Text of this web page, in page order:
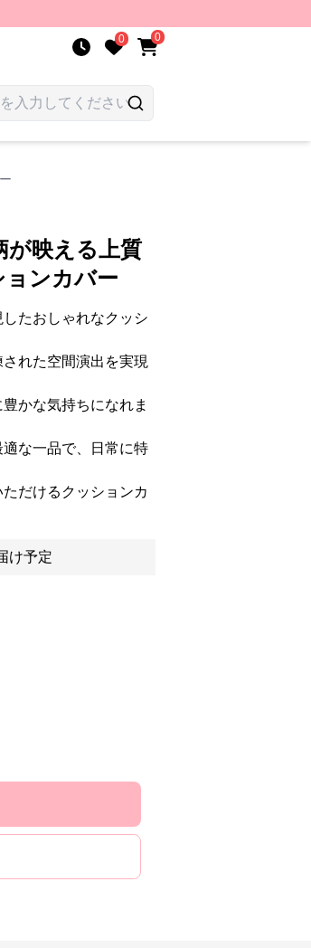
0 0
が映える上質
ンカバー
たおしゃれなクッシ
れた空間演出を実現
かな気持ちになれま
な一品で、日常に特
だけるクッションカ
け予定